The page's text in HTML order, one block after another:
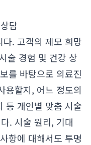
담
. 고객의 제모 희망
술 경험 및 건강 상
를 바탕으로 의료진
용할지, 어느 정도의
등 개인별 맞춤 시술
. 시술 원리, 기대
항에 대해서도 투명